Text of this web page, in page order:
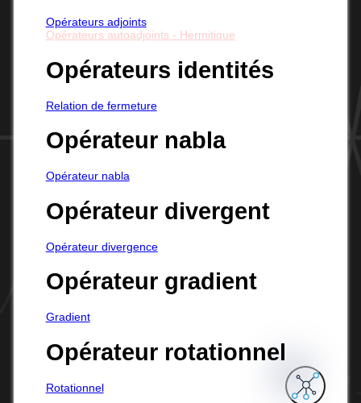
Opérateurs adjoints
Opérateurs autoadjoints - Hermitique
Opérateurs identités
Relation de fermeture
Opérateur nabla
Opérateur nabla
Opérateur divergent
Opérateur divergence
Opérateur gradient
Gradient
Opérateur rotationnel
Rotationnel